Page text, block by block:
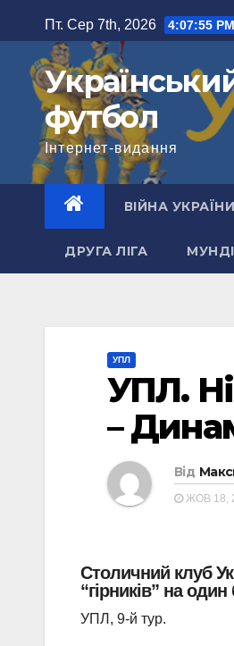
до
вмісту
Пт. Сер 7th, 2026 4:07:56 PM
футбол
Інтернет-видання
ВІЙНА
ДРУГА ЛІГА
УПЛ
УПЛ.
–
Від
ЖОВ 18,
Столичний клуб
“гірників” на
УПЛ, 9-й тур.